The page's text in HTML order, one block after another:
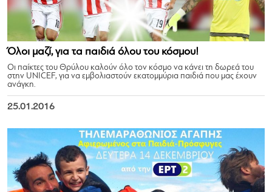
Όλοι μαζί, για τα παιδιά όλου του κόσμου!
Οι παίκτες του Θρύλου καλούν όλο τον κόσμο να κάνει τη δωρεά του
στην UNICEF, για να εμβολιαστούν εκατομμύρια παιδιά που μας έχουν
ανάγκη.
25.01.2016